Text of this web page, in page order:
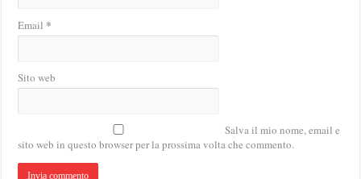
Email *
Sito web
Salva il mio nome, email e
sito web in questo browser per la prossima volta che commento.